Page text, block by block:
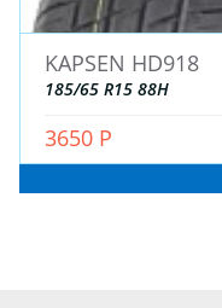
KAPSEN HD918
185/65 R15 88H
3650 Р